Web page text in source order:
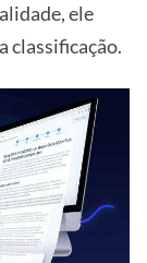
ele
classificação.